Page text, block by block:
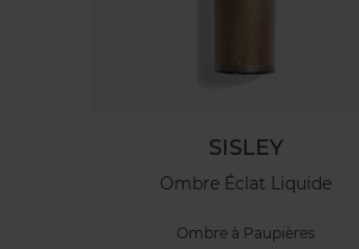
SISLEY
Ombre Éclat Liquide
Ombre à Paupières